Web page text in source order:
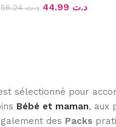
د.ت56.24 د.ت
sélectionné pour
Bébé et maman, aux
des Packs